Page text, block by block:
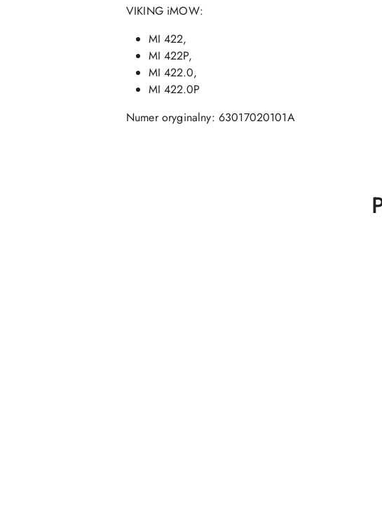
VIKING iMOW:
MI 422,
MI 422P,
MI 422.0,
MI 422.0P
Numer oryginalny: 63017020101A